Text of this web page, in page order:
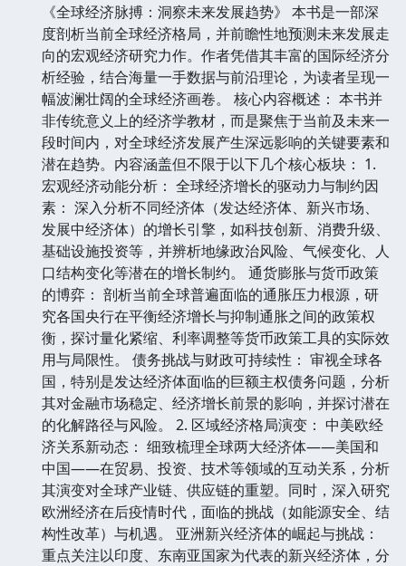
《全球经济脉搏：洞察未来发展趋势》 本书是一部深
度剖析当前全球经济格局，并前瞻性地预测未来发展走
向的宏观经济研究力作。作者凭借其丰富的国际经济分
析经验，结合海量一手数据与前沿理论，为读者呈现一
幅波澜壮阔的全球经济画卷。 核心内容概述： 本书并
非传统意义上的经济学教材，而是聚焦于当前及未来一
段时间内，对全球经济发展产生深远影响的关键要素和
潜在趋势。内容涵盖但不限于以下几个核心板块： 1.
宏观经济动能分析： 全球经济增长的驱动力与制约因
素： 深入分析不同经济体（发达经济体、新兴市场、
发展中经济体）的增长引擎，如科技创新、消费升级、
基础设施投资等，并辨析地缘政治风险、气候变化、人
口结构变化等潜在的增长制约。 通货膨胀与货币政策
的博弈： 剖析当前全球普遍面临的通胀压力根源，研
究各国央行在平衡经济增长与抑制通胀之间的政策权
衡，探讨量化紧缩、利率调整等货币政策工具的实际效
用与局限性。 债务挑战与财政可持续性： 审视全球各
国，特别是发达经济体面临的巨额主权债务问题，分析
其对金融市场稳定、经济增长前景的影响，并探讨潜在
的化解路径与风险。 2. 区域经济格局演变： 中美欧经
济关系新动态： 细致梳理全球两大经济体——美国和
中国——在贸易、投资、技术等领域的互动关系，分析
其演变对全球产业链、供应链的重塑。同时，深入研究
欧洲经济在后疫情时代，面临的挑战（如能源安全、结
构性改革）与机遇。 亚洲新兴经济体的崛起与挑战：
重点关注以印度、东南亚国家为代表的新兴经济体，分